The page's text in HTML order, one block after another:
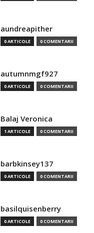
aundreapither
0 ARTICOLE 0 COMENTARII
autumnmgf927
0 ARTICOLE 0 COMENTARII
Balaj Veronica
1 ARTICOLE 0 COMENTARII
barbkinsey137
0 ARTICOLE 0 COMENTARII
basilquisenberry
0 ARTICOLE 0 COMENTARII